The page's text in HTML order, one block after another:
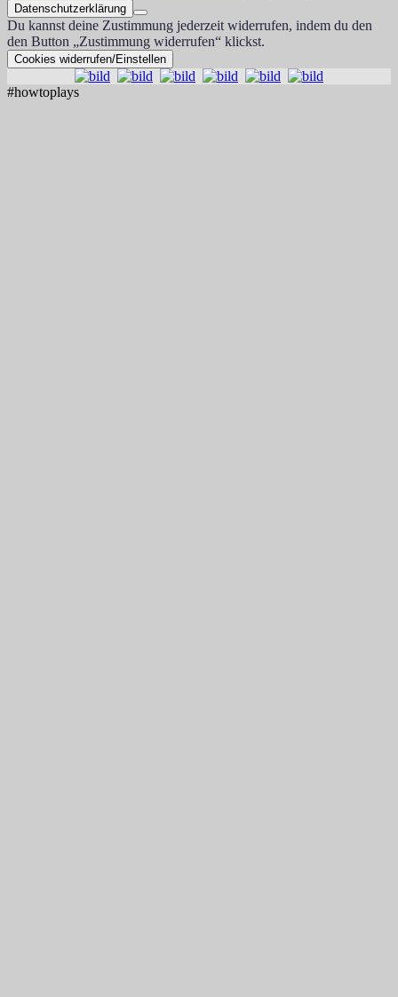
Datenschutzerklärung
Du kannst deine Zustimmung jederzeit widerrufen, indem du den
den Button „Zustimmung widerrufen“ klickst.
Cookies widerrufen/Einstellen
#howtoplays